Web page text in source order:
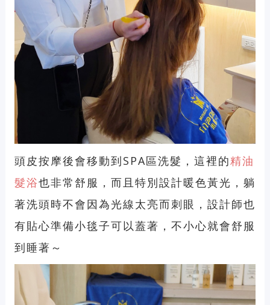
頭皮按摩後會移動到SPA區洗髮，這裡的精油
髮浴也非常舒服，而且特別設計暖色黃光，躺
著洗頭時不會因為光線太亮而刺眼，設計師也
有貼心準備小毯子可以蓋著，不小心就會舒服
到睡著～